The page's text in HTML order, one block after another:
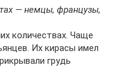
— немцы, французы,
количествах. Чаще
Их кирасы имел
грудь